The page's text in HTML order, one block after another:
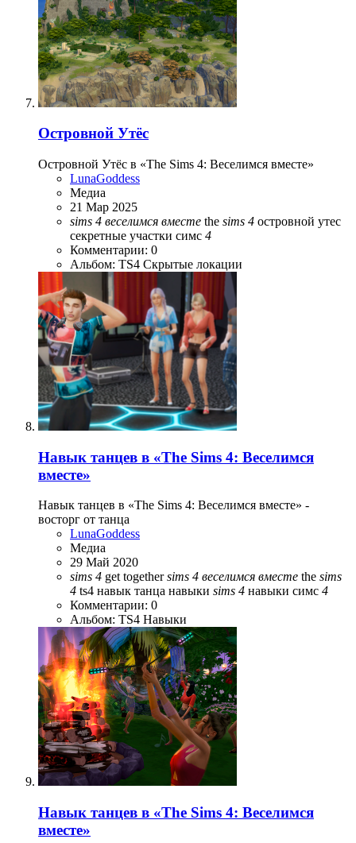
Островной Утёс
Островной Утёс в «The Sims 4: Веселимся вместе»
LunaGoddess
Медиа
21 Мар 2025
sims 4 веселимся вместе the sims 4 островной утес
секретные участки симс 4
Комментарии: 0
Альбом: TS4 Скрытые локации
Навык танцев в «The Sims 4: Веселимся
вместе»
Навык танцев в «The Sims 4: Веселимся вместе» -
восторг от танца
LunaGoddess
Медиа
29 Май 2020
sims 4 get togethersims 4 веселимся вместе the sims
4 ts4 навык танца навыки sims 4 навыки симс 4
Комментарии: 0
Альбом: TS4 Навыки
Навык танцев в «The Sims 4: Веселимся
вместе»